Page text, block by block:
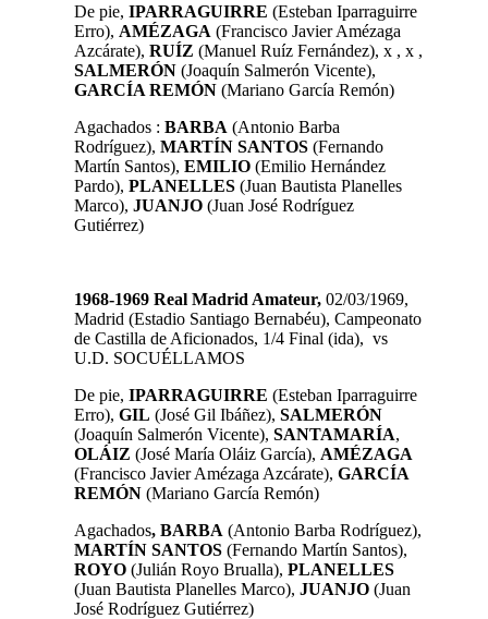
De pie, IPARRAGUIRRE (Esteban Iparraguirre
Erro), AMÉZAGA (Francisco Javier Amézaga
Azcárate), RUÍZ (Manuel Ruíz Fernández), x , x ,
SALMERÓN (Joaquín Salmerón Vicente),
GARCÍA REMÓN (Mariano García Remón)
Agachados : BARBA (Antonio Barba
Rodríguez), MARTÍN SANTOS (Fernando
Martín Santos), EMILIO (Emilio Hernández
Pardo), PLANELLES (Juan Bautista Planelles
Marco), JUANJO (Juan José Rodríguez
Gutiérrez)
1968-1969 Real Madrid Amateur, 02/03/1969,
Madrid (Estadio Santiago Bernabéu), Campeonato
de Castilla de Aficionados, 1/4 Final (ida), vs
U.D. SOCUÉLLAMOS
De pie, IPARRAGUIRRE (Esteban Iparraguirre
Erro), GIL (José Gil Ibáñez), SALMERÓN
(Joaquín Salmerón Vicente), SANTAMARÍA,
OLÁIZ (José María Oláiz García), AMÉZAGA
(Francisco Javier Amézaga Azcárate), GARCÍA
REMÓN (Mariano García Remón)
Agachados, BARBA (Antonio Barba Rodríguez),
MARTÍN SANTOS (Fernando Martín Santos),
ROYO (Julián Royo Brualla), PLANELLES
(Juan Bautista Planelles Marco), JUANJO (Juan
José Rodríguez Gutiérrez)